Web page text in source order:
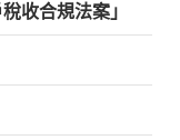
收合規法案」